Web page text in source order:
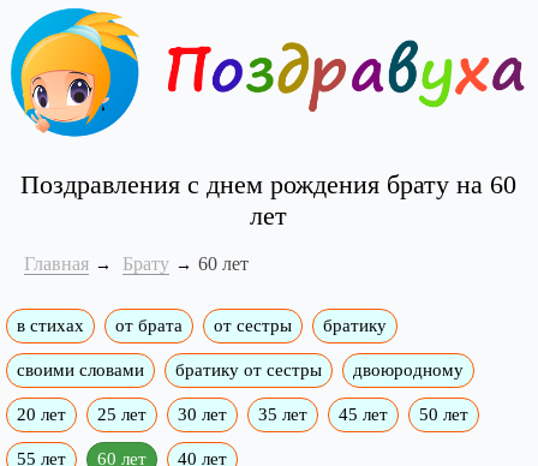
Поздравления с днем рождения брату на 60
лет
Главная Брату 60 лет
в стихах от брата от сестры братику
своими словами братику от сестры двоюродному
20 лет 25 лет 30 лет 35 лет 45 лет 50 лет
55 лет 60 лет 40 лет